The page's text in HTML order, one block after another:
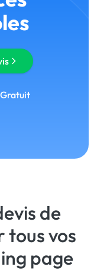
Gratuit
de
tous vos
page